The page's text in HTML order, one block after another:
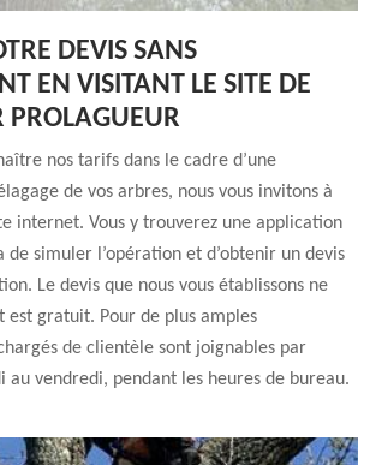
DEVIS SANS
EN VISITANT LE SITE DE
PROLAGUEUR
nos tarifs dans le cadre d’une
de vos arbres, nous vous invitons à
internet. Vous y trouverez une application
simuler l’opération et d’obtenir un devis
Le devis que nous vous établissons ne
est gratuit. Pour de plus amples
de clientèle sont joignables par
au vendredi, pendant les heures de bureau.